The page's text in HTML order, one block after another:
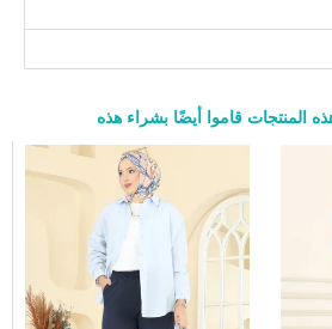
المنتجات قاموا أيضًا بشراء هذه
a>